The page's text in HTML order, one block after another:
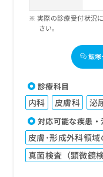
実際の診療受付状況
さい。
飯塚
診療科目
内科 皮膚科 泌
対応可能な疾患・
皮膚･形成外科領
真菌検査（顕微鏡検